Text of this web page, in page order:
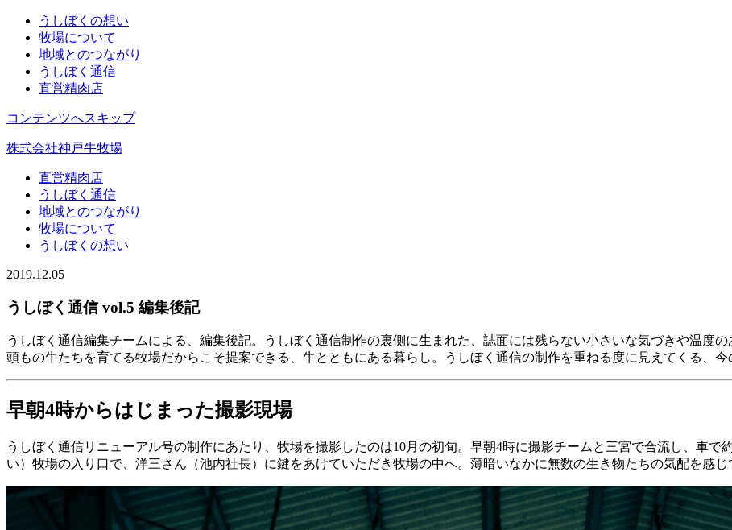
うしぼくの想い
牧場について
地域とのつながり
うしぼく通信
直営精肉店
コンテンツへスキップ
株式会社神戸牛牧場
直営精肉店
うしぼく通信
地域とのつながり
牧場について
うしぼくの想い
2019.12.05
うしぼく通信 vol.5 編集後記
うしぼく通信編集チームによる、編集後記。うしぼく通信制作の裏側に生まれた、誌面には残らない小さいな気づきや温度
頭もの牛たちを育てる牧場だからこそ提案できる、牛とともにある暮らし。うしぼく通信の制作を重ねる度に見えてくる、
早朝4時からはじまった撮影現場
うしぼく通信リニューアル号の制作にあたり、牧場を撮影したのは10月の初旬。早朝4時に撮影チームと三宮で合流し、車
い）牧場の入り口で、洋三さん（池内社長）に鍵をあけていただき牧場の中へ。薄暗いなかに無数の生き物たちの気配を感じ